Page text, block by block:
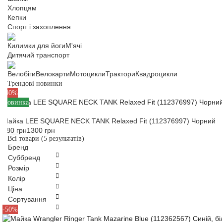
Хлопцям
Кепки
Спорт і захоплення
Килимки для йогиМ'ячі
Дитячий транспорт
ВелобігиВелокартиМотоциклиТракториКвадроцикли
Трендові новинки
-40%
Новинка
ML
Майка LEE SQUARE NECK TANK Relaxed Fit (112376997) Чорний
780 грн1300 грн
Всі товари (5 результатів)
Бренд
Суббренд
Розмір
Колір
Ціна
Сортування
-50%
ML